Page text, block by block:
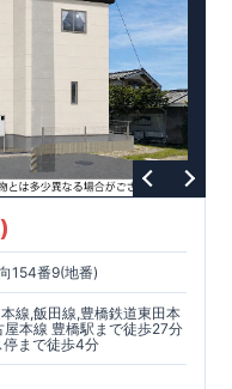
部インナーバルコニー
長期優良住宅』取得!(←
の技術基準をクリアしてい
などの税制優遇を受けら
が有利に働きます。
■
リック!) ・『設計』住
た第三者機関が評価し
‥‥評価を受けた図面通り
場の施工状況」を検査し
全棟自社一貫体制!(←詳
が明確だからこそ、お客
、営業が協力しあい、ベ
はこちら
83875031/
154番9(地番)
線,飯田線,豊橋鉄道東田本
本線 豊橋駅まで徒歩27分
まで徒歩4分